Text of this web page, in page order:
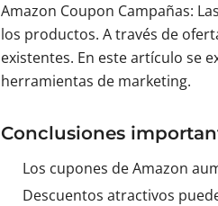
Amazon Coupon Campañas:
los productos. A través de
existentes. En este artículo se
herramientas de marketing.
Conclusiones
Los cupones de Amazon
Descuentos atractivos